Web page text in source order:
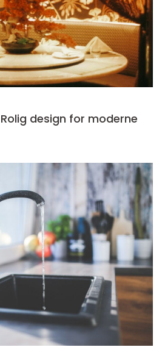
design for moderne